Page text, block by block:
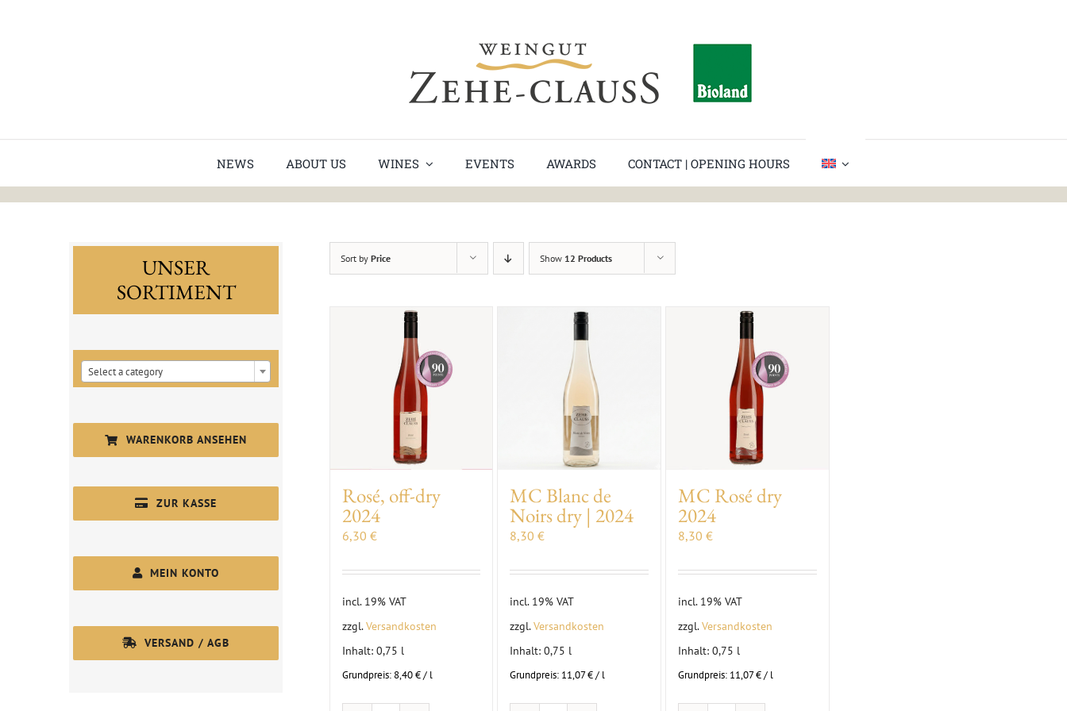
NEWS ABOUT US WINES EVENTS AWARDS CONTACT | OPENING HOURS
Sort by Price Show 12 Products
Rosé, off-dry
2024
6,30 €
incl. 19% VAT
zzgl.Versandkosten
Inhalt: 0,75 l
Grundpreis: 8,40€/ l
MC Blanc de
Noirs dry | 2024
8,30€
incl. 19% VAT
zzgl.Versandkosten
Inhalt: 0,75 l
Grundpreis: 11,07€/ l
MC Rosé dry
2024
8,30€
incl. 19% VAT
zzgl.Versandkosten
Inhalt: 0,75 l
Grundpreis: 11,07€/ l
UNSER
SORTIMENT
Select a category
WARENKORB ANSEHEN
ZUR KASSE
MEIN KONTO
VERSAND / AGB